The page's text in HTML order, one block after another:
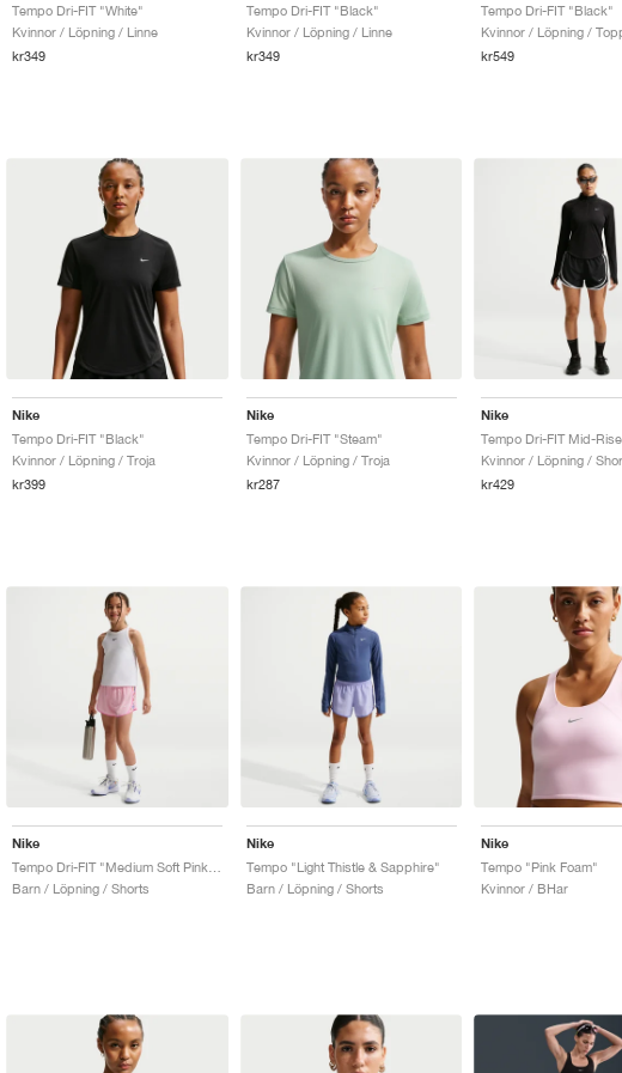
Tempo Dri-FIT "White"
Kvinnor / Löpning / Linne
kr349
Tempo Dri-FIT "Black"
Kvinnor / Löpning / Linne
kr349
Tempo Dri-FIT "Black"
Kvinnor / Löpning /
kr549
Nike
Tempo Dri-FIT "Black"
Kvinnor / Löpning / Troja
kr399
Nike
Tempo Dri-FIT "Steam"
Kvinnor / Löpning / Troja
kr287
Nike
Kvinnor / Löpning /
kr429
Nike
Barn / Löpning / Shorts
Nike
Tempo "Light Thistle & Sapphire"
Barn / Löpning / Shorts
Nike
Tempo "Pink Foam"
Kvinnor / BHar